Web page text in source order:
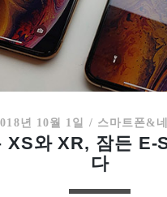
년 10월 1일 / 스마트폰&
XS와 XR, 잠든 E-
다